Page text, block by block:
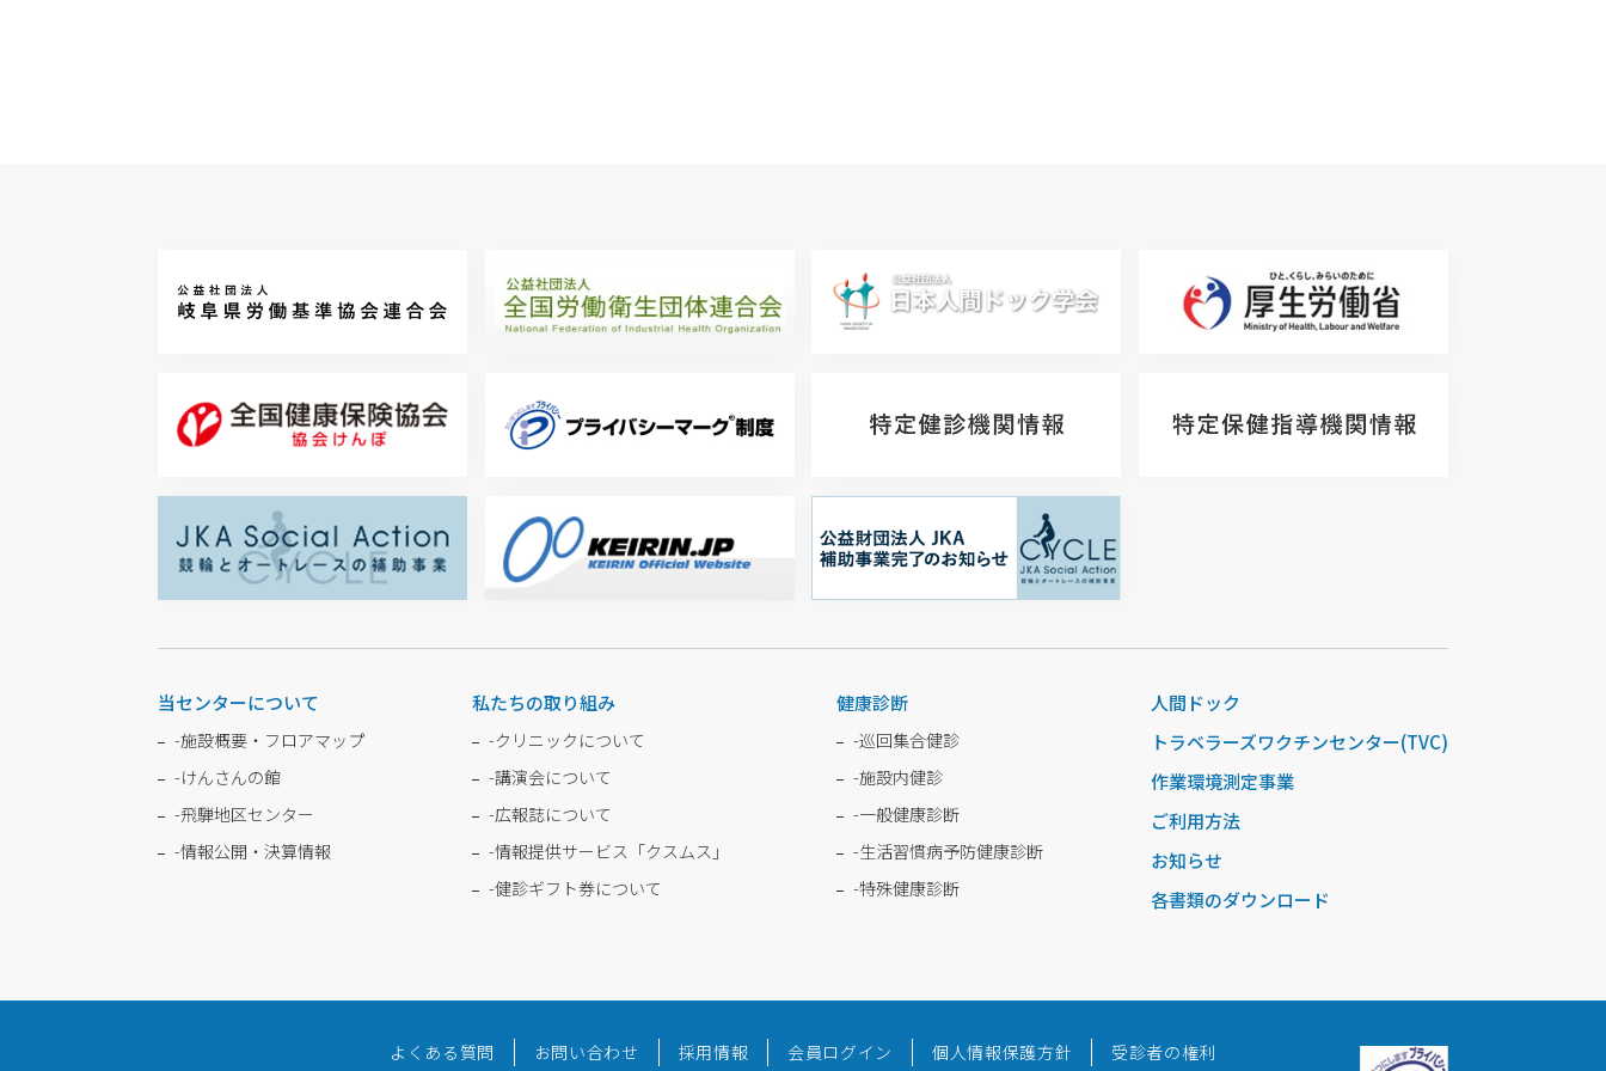
当センターについて
-施設概要・フロアマップ
-けんさんの館
-飛騨地区センター
-情報公開・決算情報
私たちの取り組み
-クリニックについて
-講演会について
-広報誌について
-情報提供サービス「クスムス」
-健診ギフト券について
健康診断
-巡回集合健診
-施設内健診
-一般健康診断
-生活習慣病予防健康診断
-特殊健康診断
人間ドック
トラベラーズワクチンセンター(TVC)
作業環境測定事業
ご利用方法
お知らせ
各書類のダウンロード
よくある質問 お問い合わせ 採用情報 会員ログイン 個人情報保護方針 受診者の権利